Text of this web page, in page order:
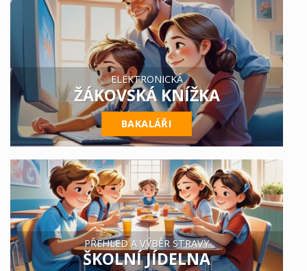
ELEKTRONICKÁ
ŽÁKOVSKÁ KNÍŽKA
BAKALÁŘI
PŘEHLED A VÝBĚR STRAVY
ŠKOLNÍ JÍDELNA